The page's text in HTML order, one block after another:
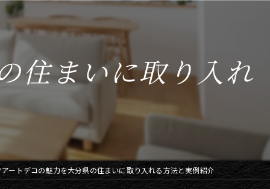
クロス張替え
クッションフロア
アパート
マンション
一軒家
住まいに取り入れ
ートデコの魅力を大分県の住まいに取り入れる方法と実例紹介